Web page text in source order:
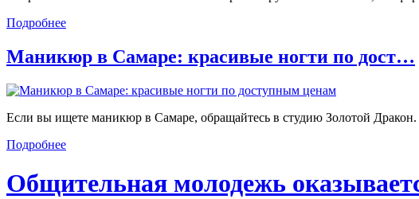
Подробнее
Маникюр в Самаре: красивые ногти по дост…
Если вы ищете маникюр в Самаре, обращайтесь в студию Золотой
Подробнее
Общительная молодежь